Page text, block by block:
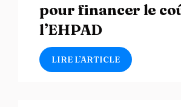
pour financer le
l’EHPAD
LIRE L’ARTICLE